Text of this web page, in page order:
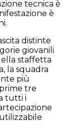
tecnica è
è
distinte
giovanili
staffetta
la squadra
più
tre
tutti i